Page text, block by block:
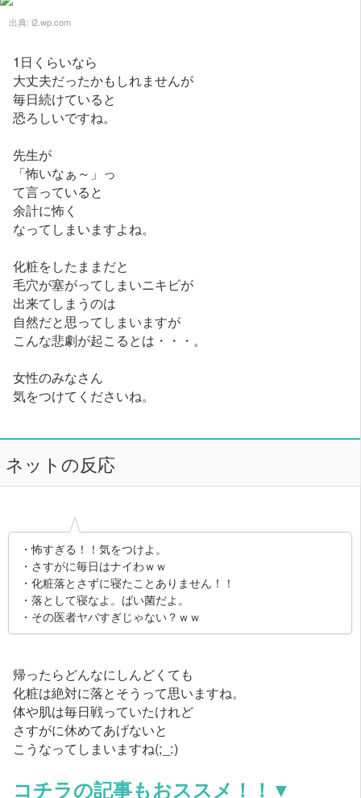
出典: i2.wp.com
1日くらいなら
大丈夫だったかもしれませんが
毎日続けていると
恐ろしいですね。
先生が
「怖いなぁ～」っ
て言っていると
余計に怖く
なってしまいますよね。
化粧をしたままだと
毛穴が塞がってしまいニキビが
出来てしまうのは
自然だと思ってしまいますが
こんな悲劇が起こるとは・・・。
女性のみなさん
気をつけてくださいね。
ネットの反応
・怖すぎる！！気をつけよ。
・さすがに毎日はナイわｗｗ
・化粧落とさずに寝たことありません！！
・落として寝なよ。ばい菌だよ。
・その医者ヤバすぎじゃない？ｗｗ
帰ったらどんなにしんどくても
化粧は絶対に落とそうって思いますね。
体や肌は毎日戦っていたけれど
さすがに休めてあげないと
こうなってしまいますね(;_:)
コチラの記事もおススメ！！▼